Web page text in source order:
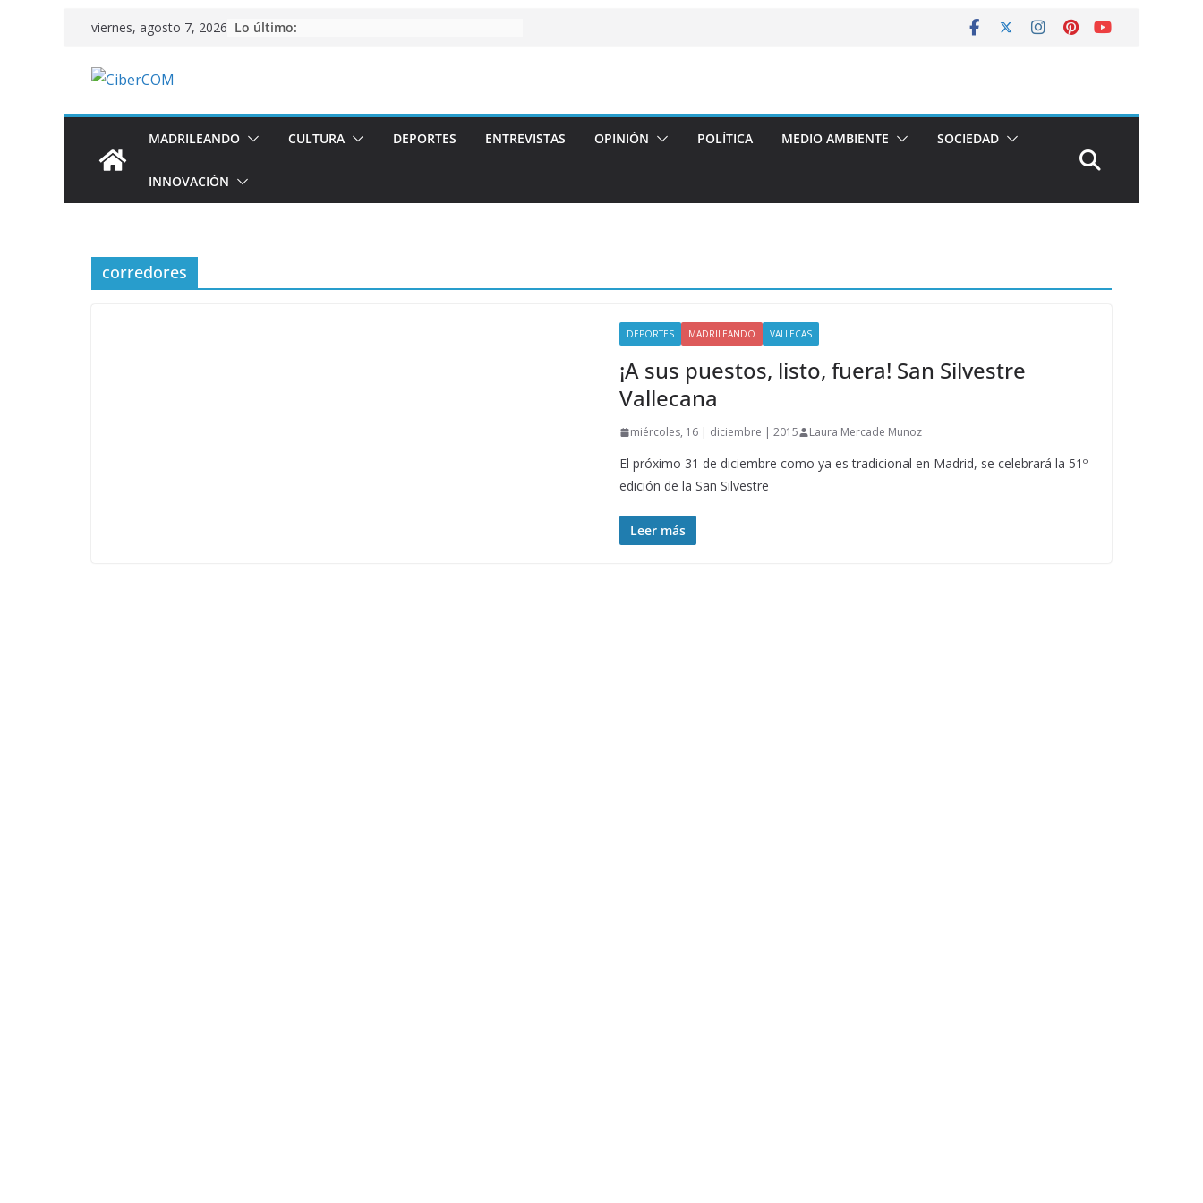
Saltar
contenido
viernes, agosto 7, 2026 Lo último:
MADRILEANDO CULTURA DEPORTES ENTREVISTAS OPINIÓN POLÍTICA MEDIO AMBIENTE SOCIEDAD
INNOVACIÓN
corredores
DEPORTES MADRILEANDO VALLECAS
¡A sus puestos, listo, fuera! San Silvestre
Vallecana
miércoles, 16 | diciembre | 2015 Laura Mercade Munoz
El próximo 31 de diciembre como ya es tradicional en Madrid, se celebrará la 51º
edición de la San Silvestre
Leer más